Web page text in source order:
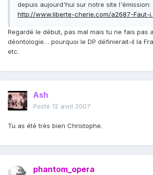
depuis aujourd'hui sur notre site l'émission:
http://www.liberte-cherie.com/a2687-Faut-
Regardé le début, pas mal mais tu ne fais pas
déontologie… pourquoi le DP définierait-il la
etc.
Ash
Posté 12 avril 2007
Tu as été très bien Christophe.
phantom_opera